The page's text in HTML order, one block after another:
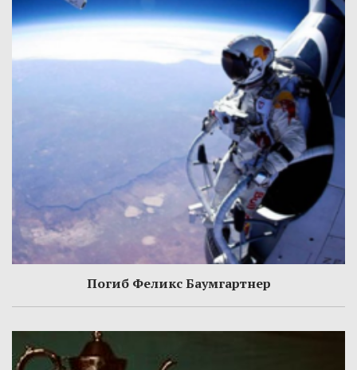
Погиб Феликс Баумгартнер